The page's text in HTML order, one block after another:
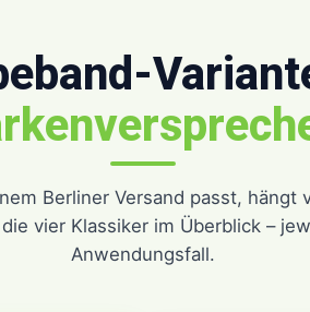
Berliner Versand passt, hängt
vier Klassiker im Überblick –
Anwendungsfall.